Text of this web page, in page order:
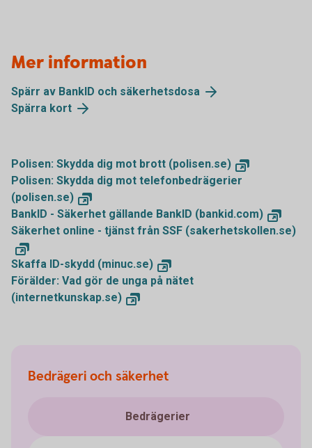
Mer information
Spärr av BankID och säkerhetsdosa
Spärra kort
Polisen: Skydda dig mot brott (polisen.se)
Polisen: Skydda dig mot telefonbedrägerier
(polisen.se)
BankID - Säkerhet gällande BankID (bankid.com)
Säkerhet online - tjänst från SSF (sakerhetskollen.se)
Skaffa ID-skydd (minuc.se)
Förälder: Vad gör de unga på nätet
(internetkunskap.se)
Bedrägeri och säkerhet
Bedrägerier